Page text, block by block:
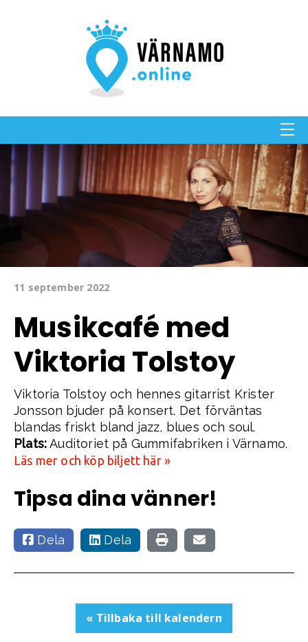
11 september 2022
Musikcafé med
Viktoria Tolstoy
Viktoria Tolstoy och hennes gitarrist Krister
Jonsson bjuder på konsert. Det förväntas
blandas friskt bland jazz, blues och soul.
Plats:Auditoriet på Gummifabriken i Värnamo.
Läs mer och köp biljett här »
Tipsa dina vänner!
Dela Dela
« Tillbaka till kalendern